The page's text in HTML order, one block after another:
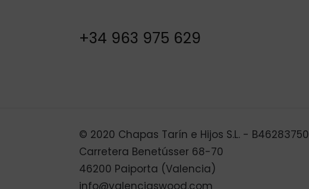
+34 963 975 629
© 2020 Chapas Tarín e Hijos S.L. - B46283750
Carretera Benetússer 68-70
46200 Paiporta (Valencia)
info@valenciaswood.com